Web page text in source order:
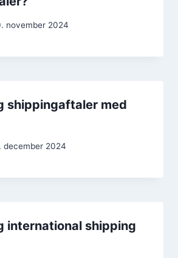
november 2024
shippingaftaler med
december 2024
international shipping